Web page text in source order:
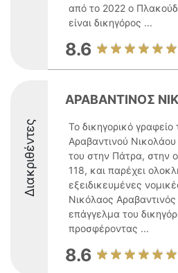
από το 2022 ο
είναι δικηγόρος ...
8.6
Διακριθέντες
ΑΡΑΒΑΝΤΙΝΟΣ
Το δικηγορικό γραφείο
Αραβαντινού Νικολάου
του στην Πάτρα, στην
118, και παρέχει
εξειδικευμένες
Νικόλαος
επάγγελμα του
προσφέροντας ...
8.6